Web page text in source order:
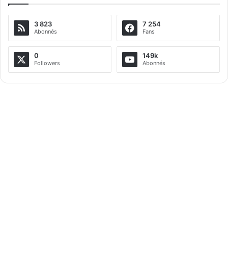
n
t
i
3 823
Abonnés
7 254
Fans
0
Followers
149k
Abonnés